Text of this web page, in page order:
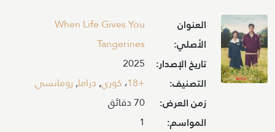
Image
العنوان
الأصلي:
When Life Gives You
Tangerines
تاريخ الإصدار: 2025
التصنيف: +18 ،كوري,دراما,رومانسي
زمن العرض: 70 دقائق
المواسم:
1